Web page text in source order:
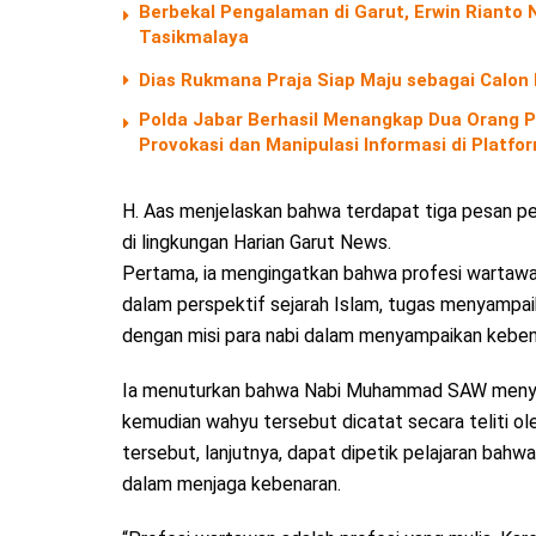
Berbekal Pengalaman di Garut, Erwin Rianto
Tasikmalaya
Dias Rukmana Praja Siap Maju sebagai
Polda Jabar Berhasil Menangkap Dua Orang
Provokasi dan Manipulasi Informasi di
H. Aas menjelaskan bahwa terdapat tiga pesan
di lingkungan Harian Garut News.
Pertama, ia mengingatkan bahwa profesi
dalam perspektif sejarah Islam, tugas
dengan misi para nabi dalam menyampaikan
Ia menuturkan bahwa Nabi Muhammad SAW
kemudian wahyu tersebut dicatat secara teliti
tersebut, lanjutnya, dapat dipetik pelajaran
dalam menjaga kebenaran.